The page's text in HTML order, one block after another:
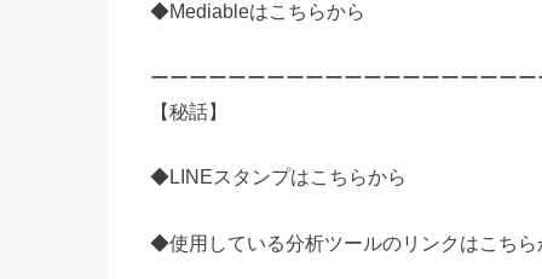
◆Mediableはこちらから
ーーーーーーーーーーーーーーーーーーー
【秘話】
◆LINEスタンプはこちらから
◆使用している分析ツールのリンクはこちら